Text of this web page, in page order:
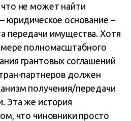
не может найти
юридическое основание –
передачи имущества. Хотя
мере полномасштабного
грантовых соглашений
партнеров должен
получения/передачи
Эта же история
что чиновники просто